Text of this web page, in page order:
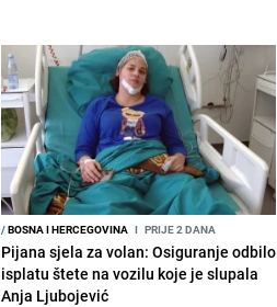
/BOSNA I HERCEGOVINA I PRIJE 2 DANA
Pijana sjela za volan: Osiguranje odbilo
isplatu štete na vozilu koje je slupala
Anja Ljubojević